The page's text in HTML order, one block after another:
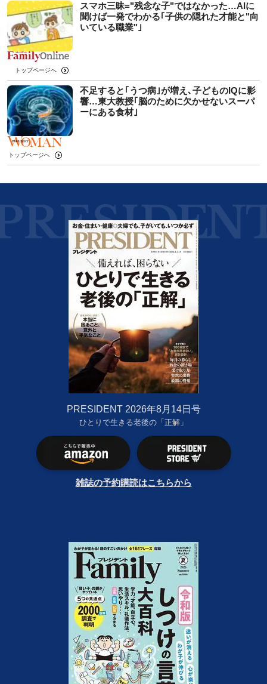
スマホ三昧="残念な子"ではなかった…AIに
聞けば一発でわかる｢子供の隠れた才能と"向
いている職業"｣
トップページへ
不足すると｢うつ病｣が増え､子どものIQに影
響…東大教授｢脳のために欠かせないスーパ
ーにある食材｣
トップページへ
PRESIDENT 2026年8月14日号
ひとりで生きる老後の「正解」
雑誌の予約購読はこちらから